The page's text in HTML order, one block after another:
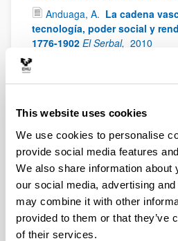
This website uses cookies
We use cookies to personalise
provide social media features
We also share information about
our social media, advertising
may combine it with other
provided to them or that they’ve
of their services.
Anduaga, A. La cadena
tecnología, poder social y
1776-1902 El Serbal, 2010
1918 Influenza
Erkoreka, A.
The Spanish
Occidental Europe and Victim
Respi Viruses, 2010; 4 (2), 81
Erkoreka, A.
Origins of the
pandemic (1918-1920) and
World War. J Mol Genet Med,
Erkoreka, A.